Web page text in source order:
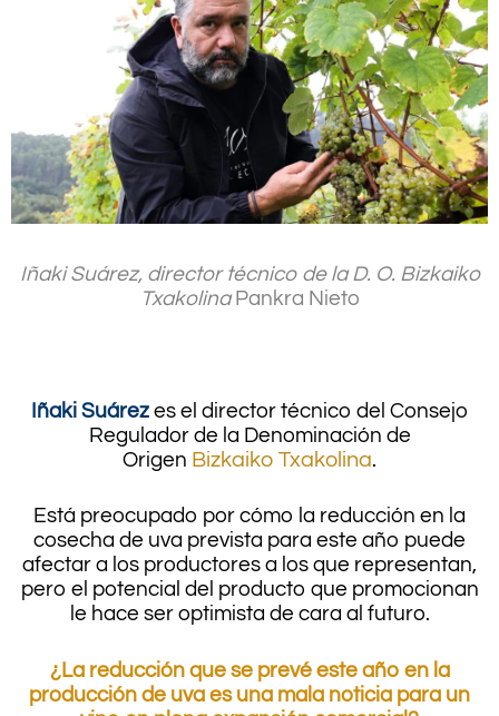
Iñaki Suárez, director técnico de la D. O. Bizkaiko
TxakolinaPankra Nieto
Iñaki Suárez es el director técnico del Consejo
Regulador de la Denominación de
Origen Bizkaiko Txakolina.
Está preocupado por cómo la reducción en la
cosecha de uva prevista para este año puede
afectar a los productores a los que representan,
pero el potencial del producto que promocionan
le hace ser optimista de cara al futuro.
¿La reducción que se prevé este año en la
producción de uva es una mala noticia para un